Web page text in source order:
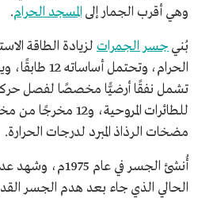
وهي أقرب الجمار إلى المسجد الحرام.
بُني جسر الجمرات لزيادة الطاقة
الحرام،
تشمل نفقًا أرضيًّا مخصصًا لفصل حركة
للطائرات المروحية،
مضخات الرذاذ المبرد لدرجات الحرارة.
أُنشئ الجسر في عام
الحالي الذي جاء بعد هدم الجسر القديم